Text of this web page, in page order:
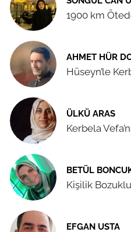
1900 km
AHMET HÜR
Hüseyn’le
ÜLKÜ ARAS
Kerbela
BETÜL
Kişilik
EFGAN USTA